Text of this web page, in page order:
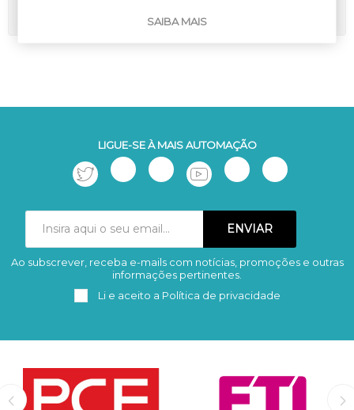
LIGUE-SE À MAIS AUTOMAÇÃO
Subscrever Remover
Ao subscrever, receba e-mails com notícias, promoções e outras
informações pertinentes.
Li e aceito a Política de privacidade
SAIBA MAIS